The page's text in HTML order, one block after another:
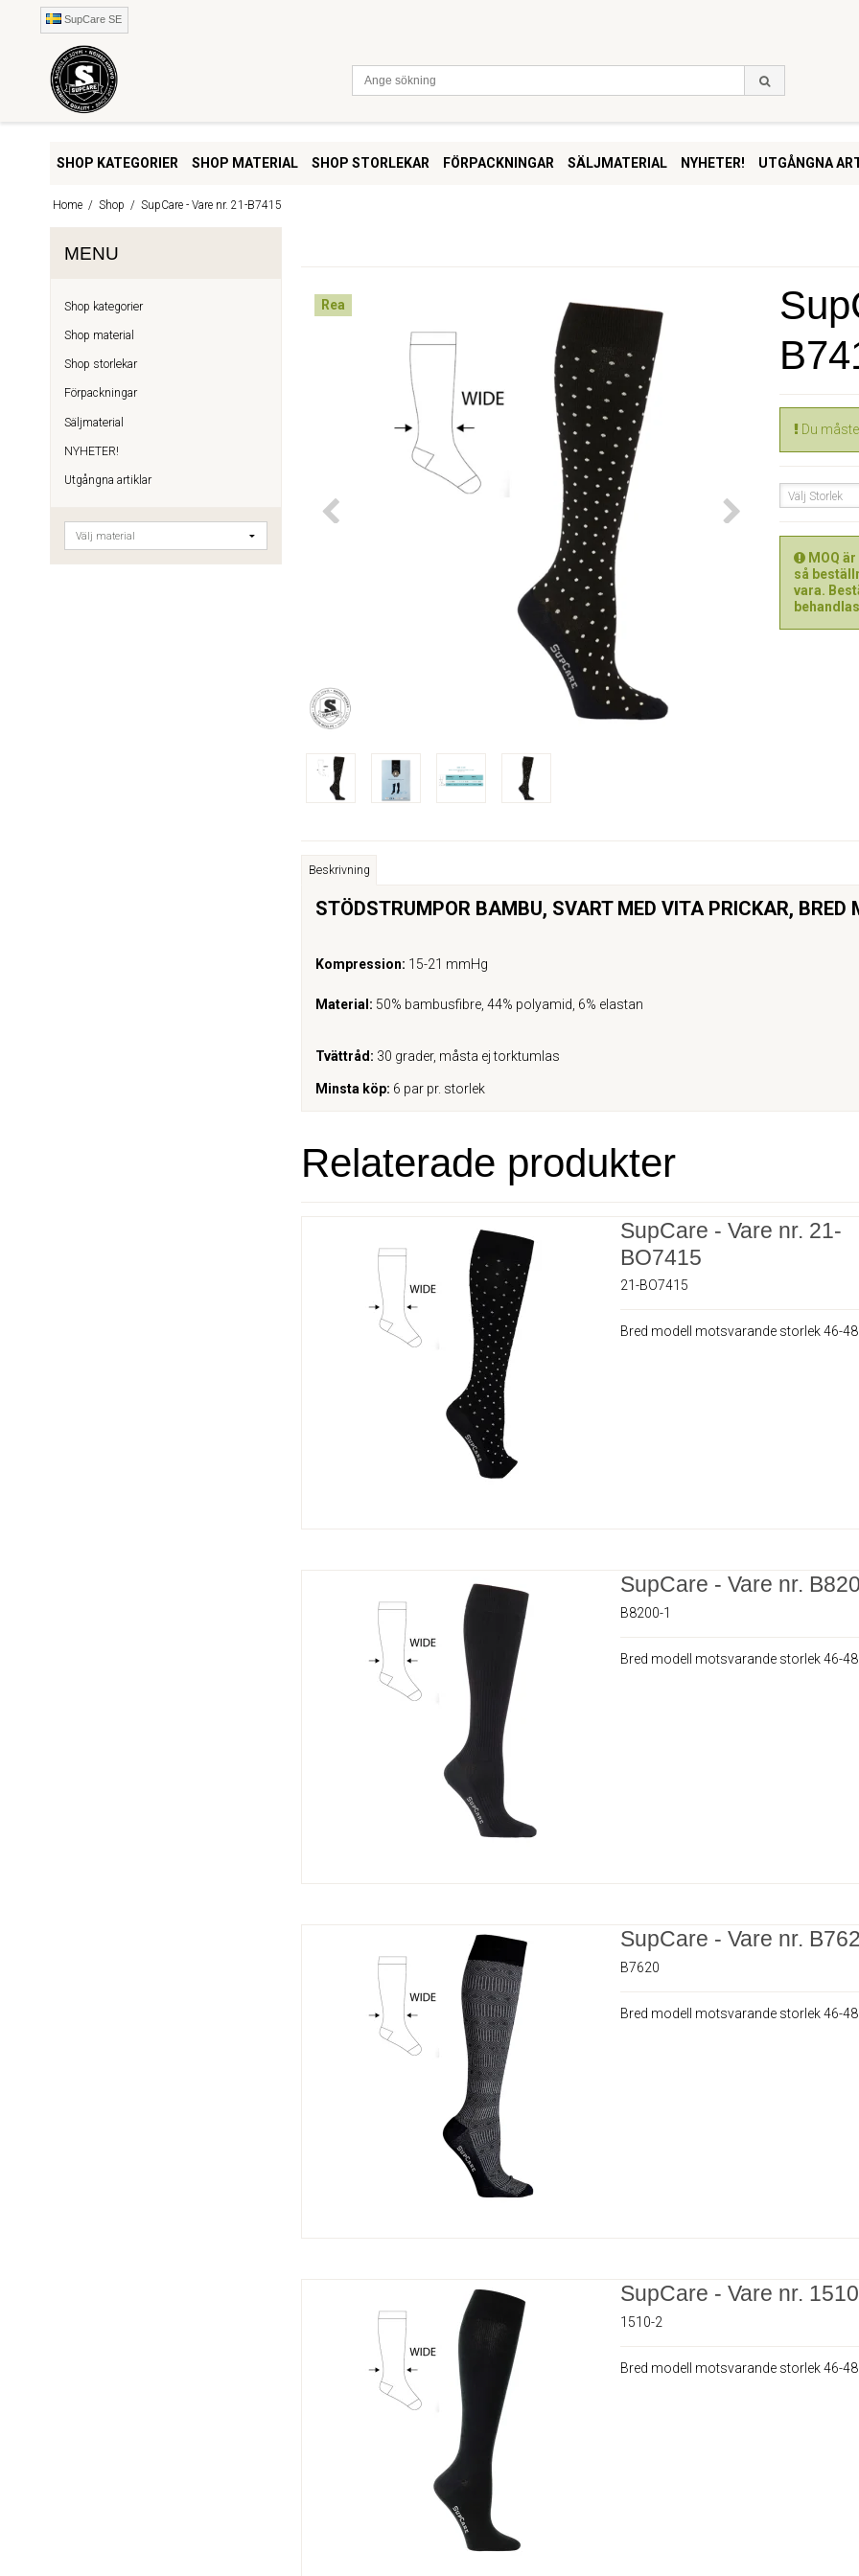
SupCare SE
SHOP KATEGORIER SHOP MATERIAL SHOP STORLEKAR FÖRPACKNINGAR SÄLJMATERIAL NYHETER! UTGÅNGNA
Home / Shop / SupCare - Vare nr. 21-B7415
MENU
Shop kategorier
Shop material
Shop storlekar
Förpackningar
Säljmaterial
NYHETER!
Utgångna artiklar
Rea
Du
Välj Storlek
MOQ
så
vara.
Beskrivning
STÖDSTRUMPOR BAMBU, SVART MED VITA PRICKAR, BRED
Kompression: 15-21 mmHg
Material: 50% bambusfibre, 44% polyamid, 6% elastan
Tvättråd: 30 grader, måsta ej torktumlas
Minsta köp: 6 par pr. storlek
Relaterade produkter
SupCare - Vare nr. 21-
BO7415
21-BO7415
Bred modell motsvarande storlek 46-48
SupCare - Vare nr.
B8200-1
Bred modell motsvarande storlek 46-48
SupCare - Vare nr.
B7620
Bred modell motsvarande storlek 46-48
SupCare - Vare nr.
1510-2
Bred modell motsvarande storlek 46-48